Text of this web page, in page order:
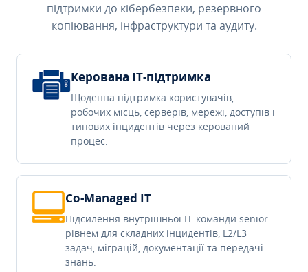
підтримки до кібербезпеки, резервного
копіювання, інфраструктури та аудиту.
Керована IT-підтримка
Щоденна підтримка користувачів,
робочих місць, серверів, мережі, доступів і
типових інцидентів через керований
процес.
Co-Managed IT
Підсилення внутрішньої IT-команди senior-
рівнем для складних інцидентів, L2/L3
задач, міграцій, документації та передачі
знань.